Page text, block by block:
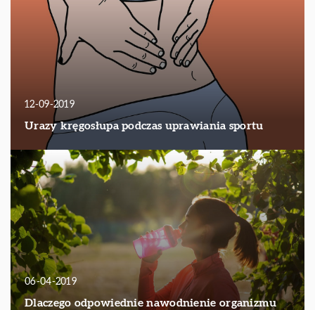
12-09-2019
Urazy kręgosłupa podczas uprawiania sportu
06-04-2019
Dlaczego odpowiednie nawodnienie organizmu